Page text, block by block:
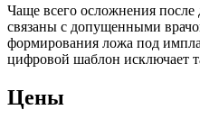
Чаще всего осложнения
связаны с допущенными
формирования ложа под
цифровой шаблон исключает
Цены